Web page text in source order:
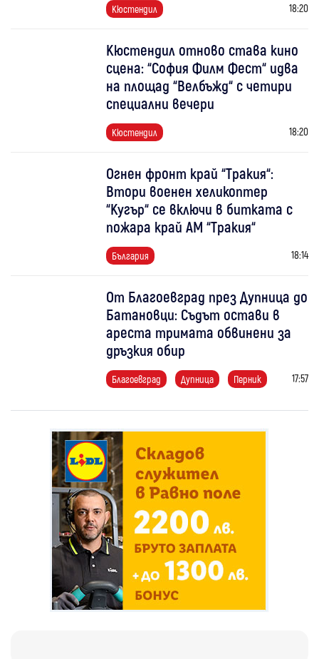
Кюстендил 18:20
Кюстендил отново става кино
сцена: “София Филм Фест“ идва
на площад “Велбъжд“ с четири
специални вечери
Кюстендил 18:20
Огнен фронт край “Тракия“:
Втори военен хеликоптер
“Кугър“ се включи в битката с
пожара край АМ “Тракия“
България 18:14
От Благоевград през Дупница до
Батановци: Съдът остави в
ареста тримата обвинени за
дръзкия обир
Благоевград Дупница Перник 17:57